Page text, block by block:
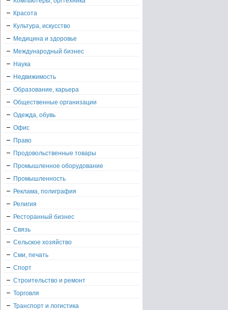
Красота
Культура, искусство
Медицина и здоровье
Международный бизнес
Наука
Недвижимость
Образование, карьера
Общественные организации
Одежда, обувь
Офис
Право
Продовольственные товары
Промышленное оборудование
Промышленность
Реклама, полиграфия
Религия
Ресторанный бизнес
Связь
Сельское хозяйство
Сми, печать
Спорт
Строительство и ремонт
Торговля
Транспорт и логистика